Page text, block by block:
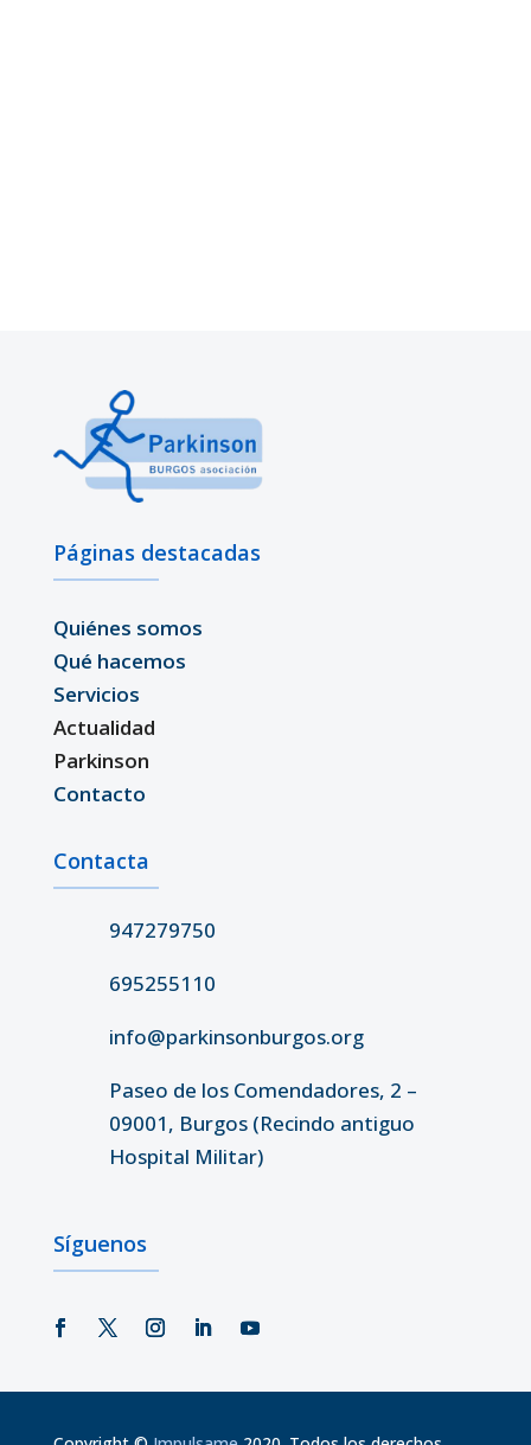
Páginas destacadas
Quiénes somos
Qué hacemos
Servicios
Actualidad
Parkinson
Contacto
Contacta
947279750
695255110
info@parkinsonburgos.org
Paseo de los Comendadores, 2 –
09001, Burgos (Recindo antiguo
Hospital Militar)
Síguenos